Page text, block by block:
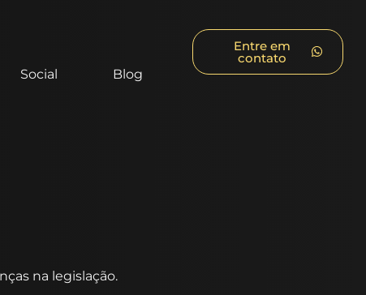
Social Blog
Entre em
contato
na legislação.